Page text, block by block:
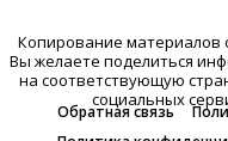
Копирование материалов
Вы желаете поделиться
на соответствующую
социальных
Обратная связь